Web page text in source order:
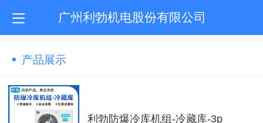
广州利勃机电股份有限公司
产品展示
利勃防爆冷库机组-冷藏库-3p